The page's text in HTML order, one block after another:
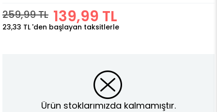
259,99 TL 139,99 TL
23,33 TL 'den başlayan taksitlerle
Ürün stoklarımızda kalmamıştır.